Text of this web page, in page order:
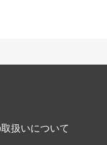
扱いについて